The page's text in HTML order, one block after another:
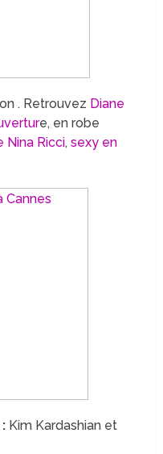
. Retrouvez Diane
e, en robe
Nina Ricci,sexy en
Kim Kardashian et